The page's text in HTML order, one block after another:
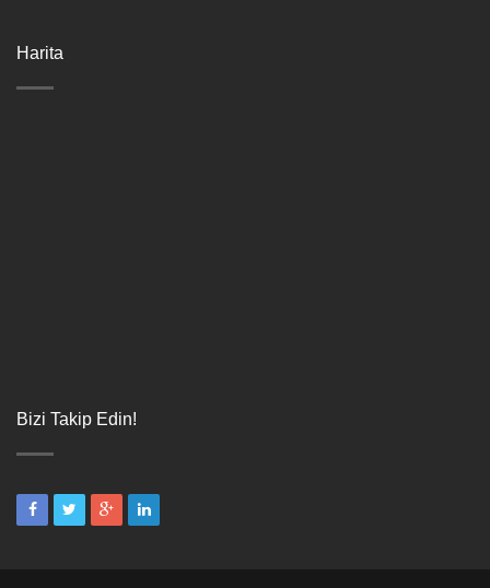
Harita
Bizi Takip Edin!